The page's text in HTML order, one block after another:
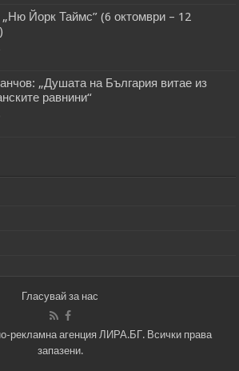
„Ню Йорк Таймс” (6 октомври – 12
„Душата на България витае из
равнини“
Гласувай за нас
рекламна агенция ЛИРА.БГ. Всички права
запазени.